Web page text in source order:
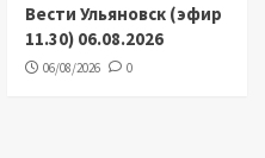
Вести Ульяновск (эфир
11.30) 06.08.2026
06/08/2026 0